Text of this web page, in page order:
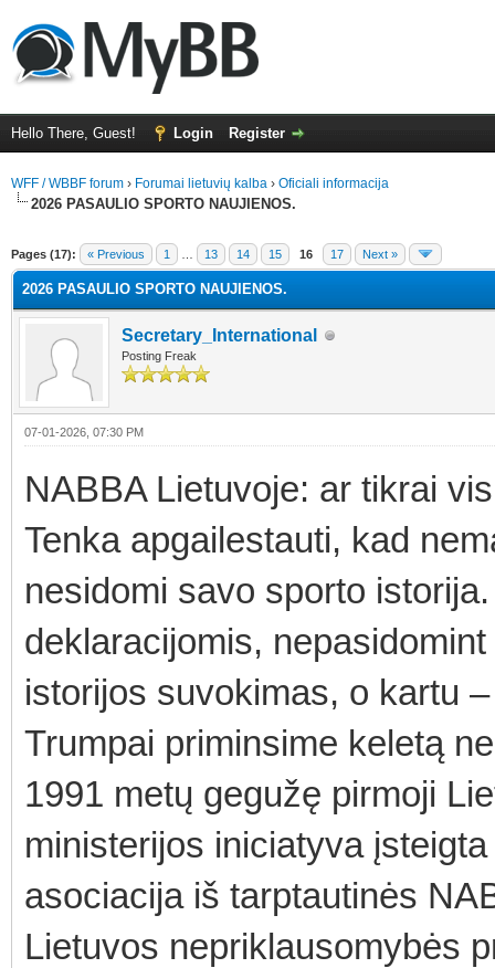
Hello There, Guest! Login Register
WFF / WBBF forum › Forumai lietuvių kalba › Oficiali informacija
2026 PASAULIO SPORTO NAUJIENOS.
Pages (17): « Previous 1 13 14 15 16 17 Next »
2026 PASAULIO SPORTO NAUJIENOS.
Secretary_International
Posting Freak
07-01-2026, 07:30 PM
NABBA Lietuvoje: ar tikrai
Tenka apgailestauti, kad
nesidomi savo sporto
deklaracijomis,
istorijos suvokimas, o kartu
Trumpai priminsime keletą
1991 metų gegužę pirmoji
ministerijos iniciatyva
asociacija iš tarptautinės
Lietuvos nepriklausomybės